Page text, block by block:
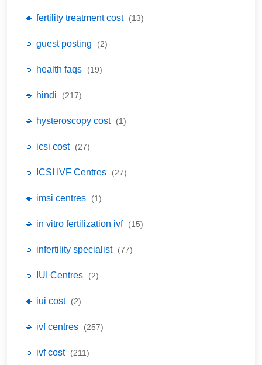
🔹 fertility treatment cost (13)
🔹 guest posting (2)
🔹 health faqs (19)
🔹 hindi (217)
🔹 hysteroscopy cost (1)
🔹 icsi cost (27)
🔹 ICSI IVF Centres (27)
🔹 imsi centres (1)
🔹 in vitro fertilization ivf (15)
🔹 infertility specialist (77)
🔹 IUI Centres (2)
🔹 iui cost (2)
🔹 ivf centres (257)
🔹 ivf cost (211)